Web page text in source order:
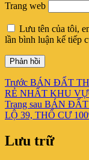
Trang web
Lưu tên của tôi,
lần bình luận kế tiếp
Điều
hướng
bài
viết
Trước Bài
viết
trước:
BÁN ĐẤT
RẺ NHẤT KHU
Trang sau Bài
tiếp
BÁN ĐẤT
LỘ 39, THỔ CƯ
Lưu trữ